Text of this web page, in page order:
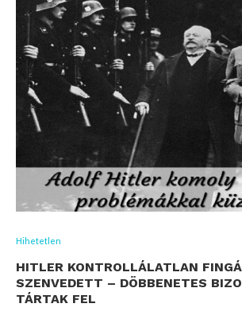
Hihetetlen
HITLER KONTROLLÁLATLAN
SZENVEDETT – DÖBBENETES
TÁRTAK FEL